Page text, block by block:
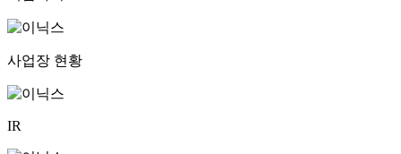
사업장 현황
IR